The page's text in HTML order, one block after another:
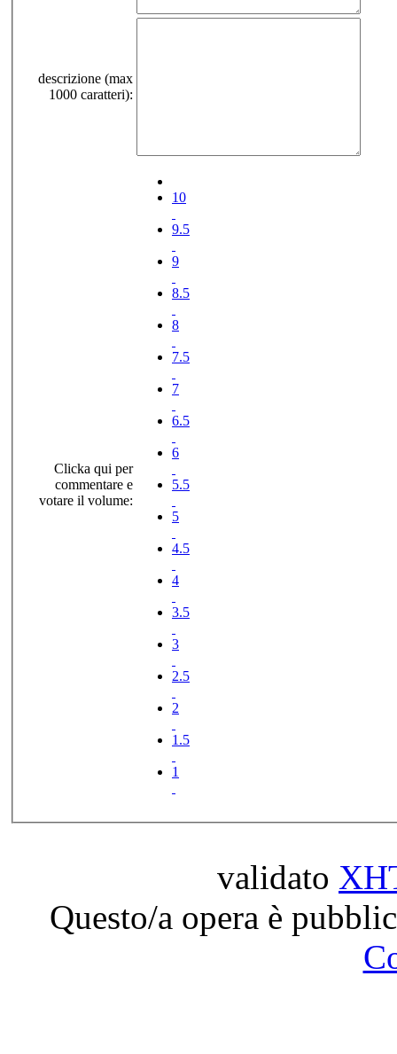
descrizione (max
1000 caratteri):
Clicka qui per
commentare e
votare il volume:
10
9.5
9
8.5
8
7.5
7
6.5
6
5.5
5
4.5
4
3.5
3
2.5
2
1.5
1
validato
Questo/a opera è